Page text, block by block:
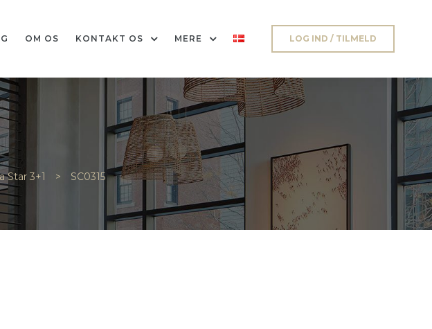
OM OS KONTAKT OS MERE LOG IND / TILMELD
Star 3+1 > SC0315